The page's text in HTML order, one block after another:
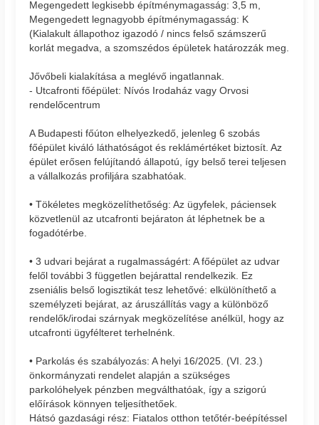
Megengedett legkisebb építménymagasság: 3,5 m,
Megengedett legnagyobb építménymagasság: K
(Kialakult állapothoz igazodó / nincs felső számszerű
korlát megadva, a szomszédos épületek határozzák meg.
Jővőbeli kialakítása a meglévő ingatlannak.
- Utcafronti főépület: Nívós Irodaház vagy Orvosi
rendelőcentrum
A Budapesti főúton elhelyezkedő, jelenleg 6 szobás
főépület kiváló láthatóságot és reklámértéket biztosít. Az
épület erősen felújítandó állapotú, így belső terei teljesen
a vállalkozás profiljára szabhatóak.
• Tökéletes megközelíthetőség: Az ügyfelek, páciensek
közvetlenül az utcafronti bejáraton át léphetnek be a
fogadótérbe.
• 3 udvari bejárat a rugalmasságért: A főépület az udvar
felől további 3 független bejárattal rendelkezik. Ez
zseniális belső logisztikát tesz lehetővé: elkülöníthető a
személyzeti bejárat, az áruszállítás vagy a különböző
rendelők/irodai szárnyak megközelítése anélkül, hogy az
utcafronti ügyfélteret terhelnénk.
• Parkolás és szabályozás: A helyi 16/2025. (VI. 23.)
önkormányzati rendelet alapján a szükséges
parkolóhelyek pénzben megválthatóak, így a szigorú
előírások könnyen teljesíthetőek.
Hátsó gazdasági rész: Fiatalos otthon tetőtér-beépítéssel